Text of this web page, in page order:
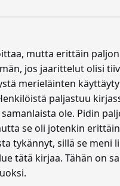
mutta erittäin
jos jaarittelut olisi
merieläinten
paljastuu
ole. Pidin
se oli jotenkin
tykännyt, sillä se
tätä kirjaa. Tähän on